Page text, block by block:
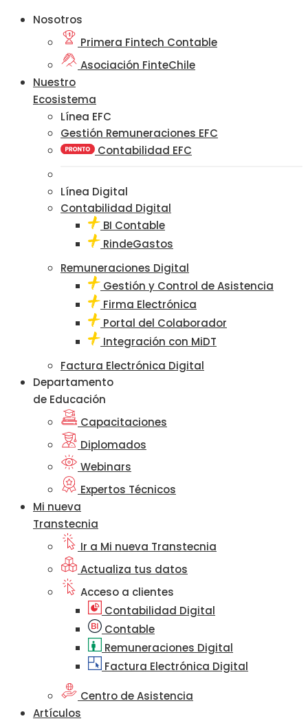
Nosotros
Primera Fintech Contable
Asociación FinteChile
Nuestro
Ecosistema
Línea EFC
Gestión Remuneraciones EFC
Contabilidad EFC
Línea Digital
Contabilidad Digital
BI Contable
RindeGastos
Remuneraciones Digital
Gestión y Control de Asistencia
Firma Electrónica
Portal del Colaborador
Integración con MiDT
Factura Electrónica Digital
Departamento
de Educación
Capacitaciones
Diplomados
Webinars
Expertos Técnicos
Mi nueva
Transtecnia
Ir a Mi nueva Transtecnia
Actualiza tus datos
Acceso a clientes
Contabilidad Digital
Contable
Remuneraciones Digital
Factura Electrónica Digital
Centro de Asistencia
Artículos